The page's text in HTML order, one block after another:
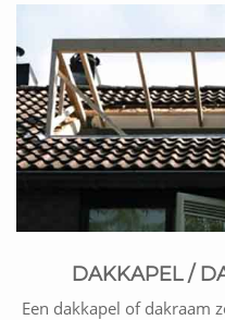
DAKKAPEL /
Een dakkapel of dakraam